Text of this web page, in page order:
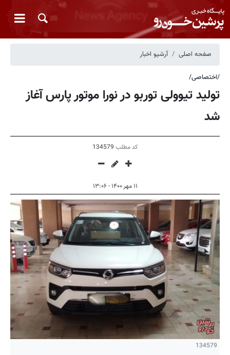
صفحه اصلی آرشیو اخبار
/اختصاصی/
تولید تیوولی توربو در نورا موتور پارس آغاز
شد
کد مطلب 134579
۱۱ مهر ۱۴۰۰ - ۱۳:۰۶
134579